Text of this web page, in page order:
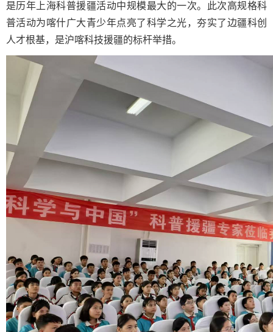
是历年上海科普援疆活动中规模最大的一次。此次高规格科
普活动为喀什广大青少年点亮了科学之光，夯实了边疆科创
人才根基，是沪喀科技援疆的标杆举措。